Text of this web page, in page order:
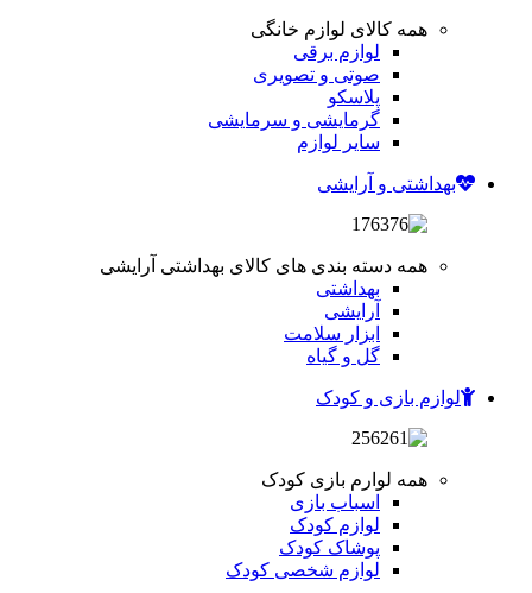
همه کالای لوازم خانگی
لوازم برقی
صوتی و تصویری
پلاسکو
گرمایشی و سرمایشی
سایر لوازم
بهداشتی و آرایشی
همه دسته بندی های کالای بهداشتی آرایشی
بهداشتی
آرایشی
ابزار سلامت
گل و گیاه
لوازم بازی و کودک
همه لوارم بازی کودک
اسباب بازی
لوازم کودک
پوشاک کودک
لوازم شخصی کودک